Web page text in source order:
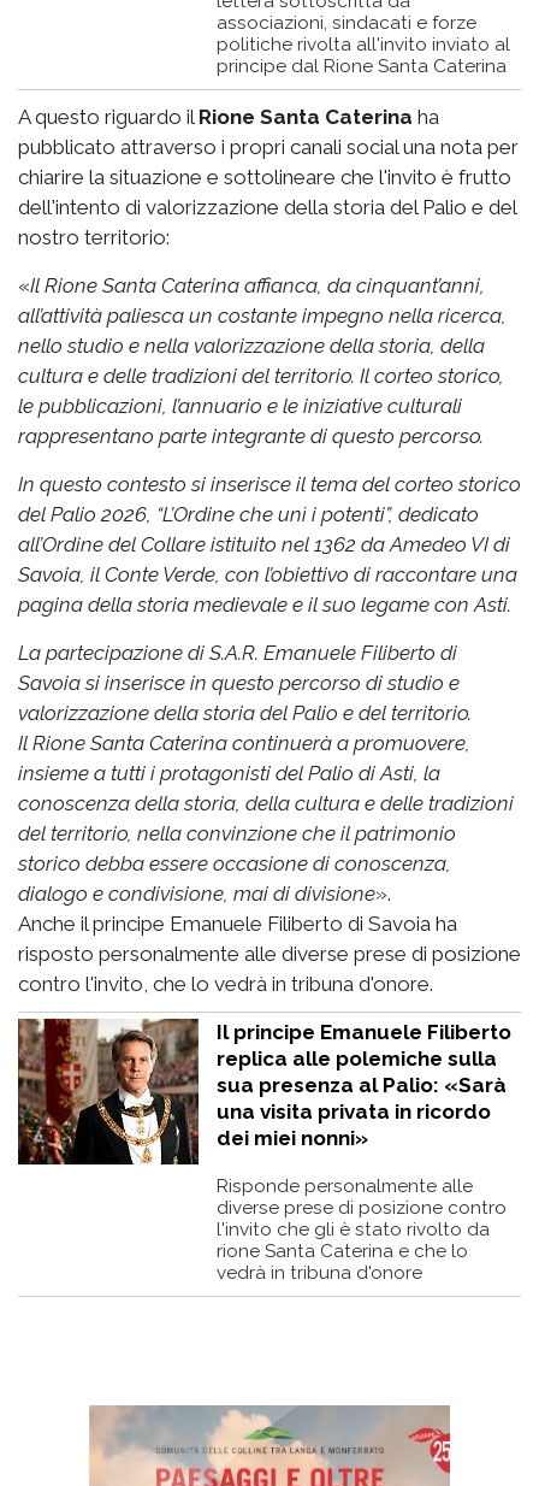
associazioni, sindacati e forze
politiche rivolta all'invito inviato al
principe dal Rione Santa Caterina
A questo riguardo il Rione Santa Caterina ha
pubblicato attraverso i propri canali social una nota per
chiarire la situazione e sottolineare che l'invito è frutto
dell'intento di valorizzazione della storia del Palio e del
nostro territorio:
«Il Rione Santa Caterina affianca, da cinquant’anni,
all’attività paliesca un costante impegno nella ricerca,
nello studio e nella valorizzazione della storia, della
cultura e delle tradizioni del territorio. Il corteo storico,
le pubblicazioni, l’annuario e le iniziative culturali
rappresentano parte integrante di questo percorso.
In questo contesto si inserisce il tema del corteo storico
del Palio 2026, “L’Ordine che unì i potenti”, dedicato
all’Ordine del Collare istituito nel 1362 da Amedeo VI di
Savoia, il Conte Verde, con l’obiettivo di raccontare una
pagina della storia medievale e il suo legame con Asti.
La partecipazione di S.A.R. Emanuele Filiberto di
Savoia si inserisce in questo percorso di studio e
valorizzazione della storia del Palio e del territorio.
Il Rione Santa Caterina continuerà a promuovere,
insieme a tutti i protagonisti del Palio di Asti, la
conoscenza della storia, della cultura e delle tradizioni
del territorio, nella convinzione che il patrimonio
storico debba essere occasione di conoscenza,
dialogo e condivisione, mai di divisione».
Anche il principe Emanuele Filiberto di Savoia ha
risposto personalmente alle diverse prese di posizione
contro l'invito, che lo vedrà in tribuna d'onore.
Il principe Emanuele Filiberto
replica alle polemiche sulla
sua presenza al Palio: «Sarà
una visita privata in ricordo
dei miei nonni»
Risponde personalmente alle
diverse prese di posizione contro
l'invito che gli è stato rivolto da
rione Santa Caterina e che lo
vedrà in tribuna d'onore